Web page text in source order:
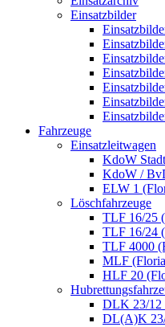
Einsatzbilder
Fahrzeuge
Einsatzleitwagen
KdoW
KdoW /
ELW 1
Löschfahrzeuge
TLF 16/25
TLF 16/24
TLF 4000
MLF
HLF 20
DLK 23/12
DL(A)K